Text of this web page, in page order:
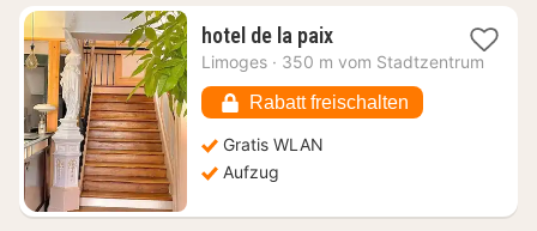
hotel de la paix1
Nacht
60,10
€
Limoges · 350 m vom Stadtzentrum
Rabatt freischalten
Gratis WLAN
Aufzug